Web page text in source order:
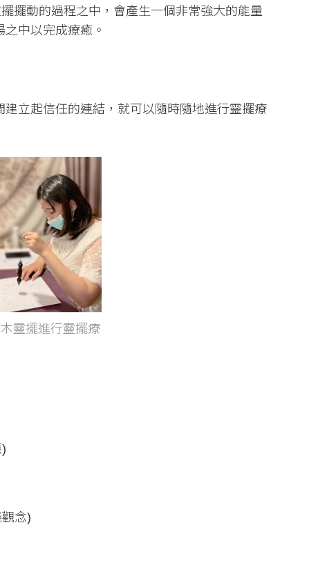
擺動的過程之中，會產生一個非常強大的能量
中以完成療癒。
立起信任的連結，就可以隨時隨地進行靈擺療
靈擺進行靈擺療
念)